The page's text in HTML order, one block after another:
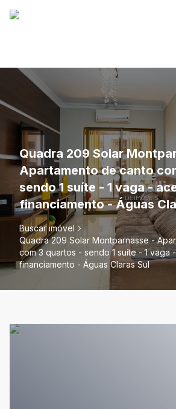
Quadra 209 Solar
Apartamento de canto
sendo 1 suíte - 1 vaga -
financiamento - Águas
Buscar imóvel
Quadra 209 Solar Montparnasse -
com 3 quartos - sendo 1 suíte - 1 vaga
financiamento - Águas Claras Sul